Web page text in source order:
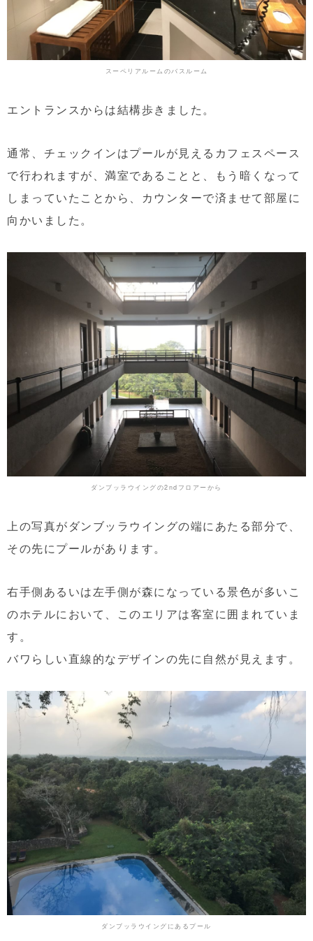
スーペリアルームのバスルーム
エントランスからは結構歩きました。
通常、チェックインはプールが見えるカフェスペース
で行われますが、満室であることと、もう暗くなって
しまっていたことから、カウンターで済ませて部屋に
向かいました。
ダンブッラウイングの2ndフロアーから
上の写真がダンブッラウイングの端にあたる部分で、
その先にプールがあります。
右手側あるいは左手側が森になっている景色が多いこ
のホテルにおいて、このエリアは客室に囲まれていま
す。
バワらしい直線的なデザインの先に自然が見えます。
ダンブッラウイングにあるプール